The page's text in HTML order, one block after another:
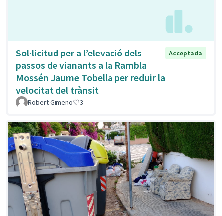
Sol·licitud per a l’elevació dels
passos de vianants a la Rambla
Mossén Jaume Tobella per reduir la
velocitat del trànsit
Acceptada
Robert Gimeno 3